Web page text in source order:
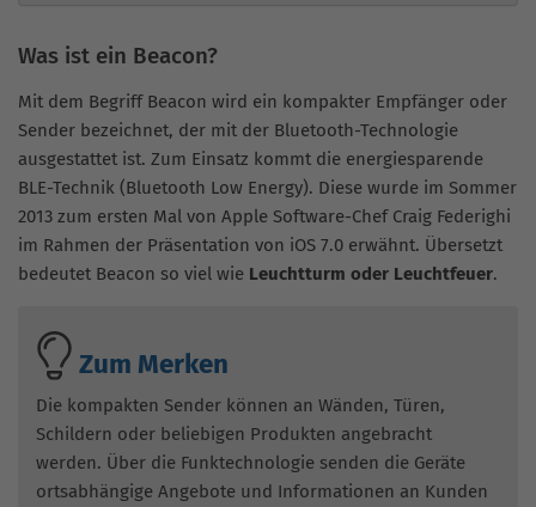
Was ist ein Beacon?
Mit dem Begriff Beacon wird ein kompakter Empfänger oder
Sender bezeichnet, der mit der Bluetooth-Technologie
ausgestattet ist. Zum Einsatz kommt die energiesparende
BLE-Technik (Bluetooth Low Energy). Diese wurde im Sommer
2013 zum ersten Mal von Apple Software-Chef Craig Federighi
im Rahmen der Präsentation von iOS 7.0 erwähnt. Übersetzt
bedeutet Beacon so viel wie Leuchtturm oder Leuchtfeuer.
Zum Merken
Die kompakten Sender können an Wänden, Türen,
Schildern oder beliebigen Produkten angebracht
werden. Über die Funktechnologie senden die Geräte
ortsabhängige Angebote und Informationen an Kunden